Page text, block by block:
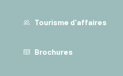
Tourisme d'affaires
Brochures